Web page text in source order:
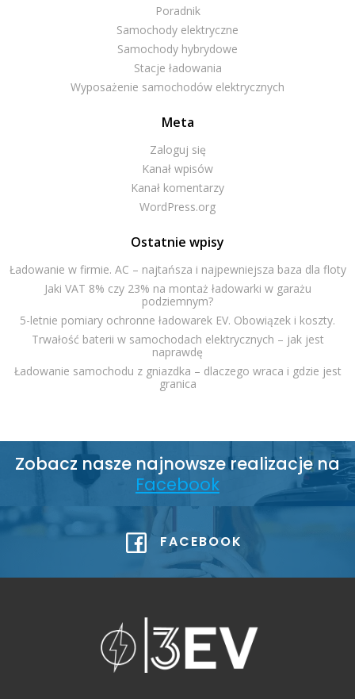
Poradnik
Samochody elektryczne
Samochody hybrydowe
Stacje ładowania
Wyposażenie samochodów elektrycznych
Meta
Zaloguj się
Kanał wpisów
Kanał komentarzy
WordPress.org
Ostatnie wpisy
Ładowanie w firmie. AC – najtańsza i najpewniejsza baza dla floty
Jaki VAT 8% czy 23% na montaż ładowarki w garażu
podziemnym?
5-letnie pomiary ochronne ładowarek EV. Obowiązek i koszty.
Trwałość baterii w samochodach elektrycznych – jak jest
naprawdę
Ładowanie samochodu z gniazdka – dlaczego wraca i gdzie jest
granica
Zobacz nasze najnowsze realizacje na
Facebook
FACEBOOK